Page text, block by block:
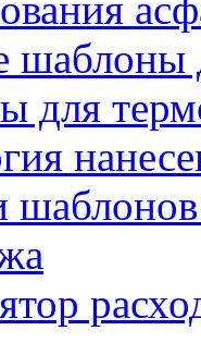
шаблоны
для
шаблонов